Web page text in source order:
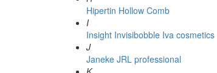
Hipertin Hollow Comb
I
Insight Invisibobble Iva cosmetics
J
Janeke JRL professional